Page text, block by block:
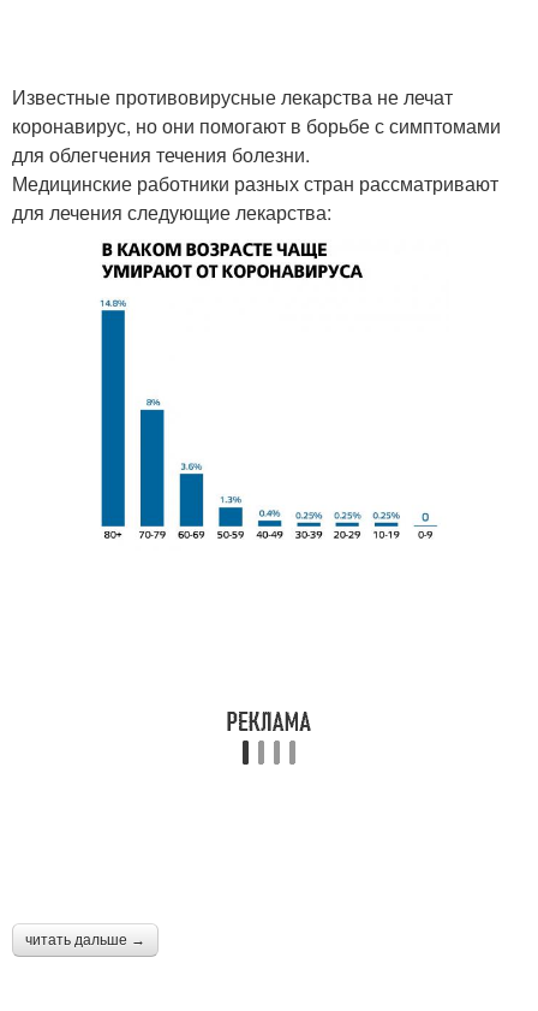
Известные противовирусные лекарства не лечат
коронавирус, но они помогают в борьбе с симптомами
для облегчения течения болезни.
Медицинские работники разных стран рассматривают
для лечения следующие лекарства:
читать дальше →